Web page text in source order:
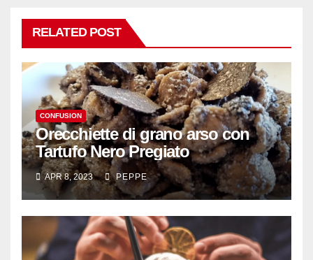
RELATED POST
CONFUSION
Orecchiette di grano arso con
Tartufo Nero Pregiato
APR 8, 2023 PEPPE